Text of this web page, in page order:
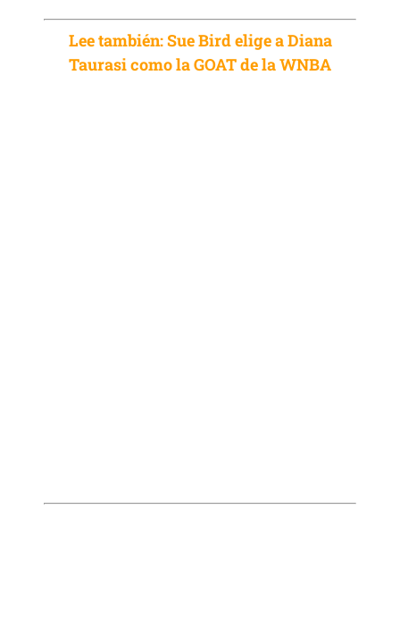
Lee también: Sue Bird elige a Diana
Taurasi como la GOAT de la WNBA